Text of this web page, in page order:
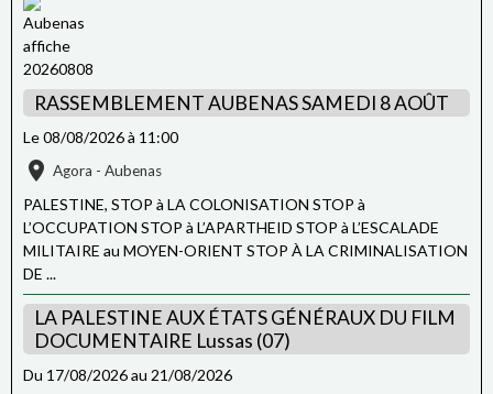
RASSEMBLEMENT AUBENAS SAMEDI 8 AOÛT
Le 08/08/2026à 11:00
Agora - Aubenas
PALESTINE, STOP à LA COLONISATION STOP à
L’OCCUPATION STOP à L’APARTHEID STOP à L’ESCALADE
MILITAIRE au MOYEN-ORIENT STOP À LA CRIMINALISATION
DE ...
LA PALESTINE AUX ÉTATS GÉNÉRAUX DU FILM
DOCUMENTAIRE Lussas (07)
Du 17/08/2026au 21/08/2026